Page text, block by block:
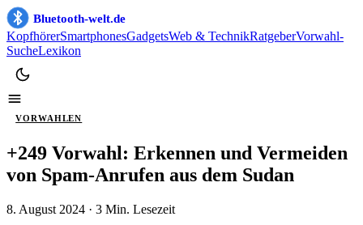
Bluetooth-welt.de
KopfhörerSmartphonesGadgetsWeb & TechnikRatgeberVorwahl-
SucheLexikon
VORWAHLEN
+249 Vorwahl: Erkennen und Vermeiden
von Spam-Anrufen aus dem Sudan
8. August 2024 · 3 Min. Lesezeit